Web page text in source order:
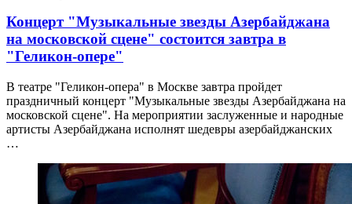
Концерт "Музыкальные звезды Азербайджана
на московской сцене" состоится завтра в
"Геликон-опере"
В театре "Геликон-опера" в Москве завтра пройдет
праздничный концерт "Музыкальные звезды Азербайджана на
московской сцене". На мероприятии заслуженные и народные
артисты Азербайджана исполнят шедевры азербайджанских
…